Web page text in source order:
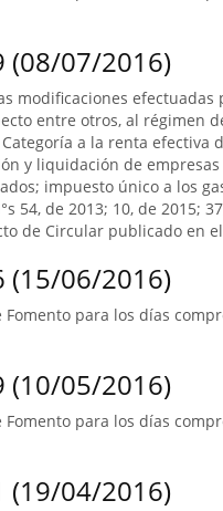
(08/07/2016)
modificaciones efectuadas
entre otros, al
a la renta efectiva
y liquidación de
impuesto único a los
54, de 2013; 10, de 2015;
de Circular publicado en
(15/06/2016)
para los días
(10/05/2016)
para los días
(19/04/2016)